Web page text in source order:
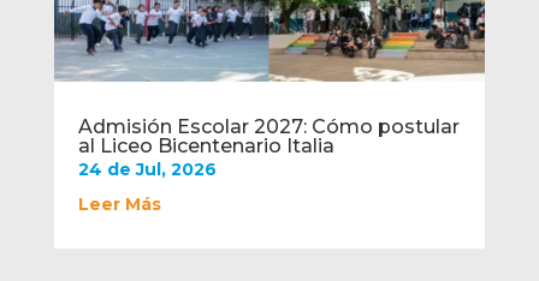
Admisión Escolar 2027: Cómo postular
al Liceo Bicentenario Italia
24 de Jul, 2026
Leer Más